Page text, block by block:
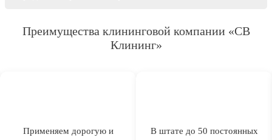
Преимущества клининговой компании «СВ
Клининг»
Применяем дорогую и
В штате до 50 постоянных